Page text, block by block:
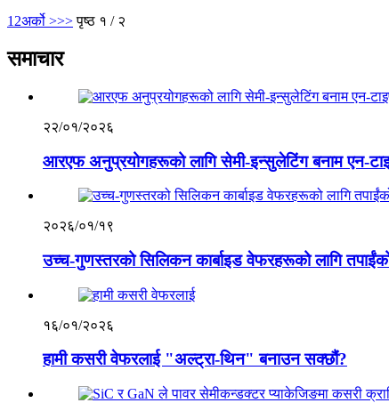
1 2अर्को >>> पृष्ठ १ / २
समाचार
२२/०१/२०२६
आरएफ अनुप्रयोगहरूको लागि सेमी-इन्सुलेटिंग बनाम एन-
२०२६/०१/१९
उच्च-गुणस्तरको सिलिकन कार्बाइड वेफरहरूको लागि
१६/०१/२०२६
हामी कसरी वेफरलाई "अल्ट्रा-थिन" बनाउन सक्छौं?